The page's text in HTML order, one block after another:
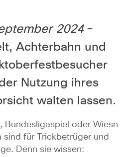
2024–
Achterbahn und
Nutzung ihres
walten lassen.
Bundesligaspiel oder Wiesn
sind für Trickbetrüger und
Denn sie wissen: